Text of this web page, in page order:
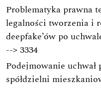
Problematyka prawna
legalności tworzenia i
deepfake’ów po
-->3334
Podejmowanie
spółdzielni